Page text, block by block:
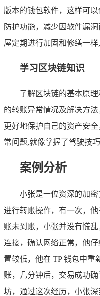
版本的钱包软件，这样可
防护功能，减少因软件漏
屋定期进行加固和修缮一样
学习区块链知识
了解区块链的基本原
的转账异常情况及解决方
更好地保护自己的资产安
常问题,就像掌握了驾驶技
案例分析
小张是一位资深的加
进行转账操作，有一次，
账未到账，小张并没有慌
连接，确认网络正常，他
置较低，他在 TP 钱包中重
账，几分钟后，交易成功
坊，通过这次经历，小张